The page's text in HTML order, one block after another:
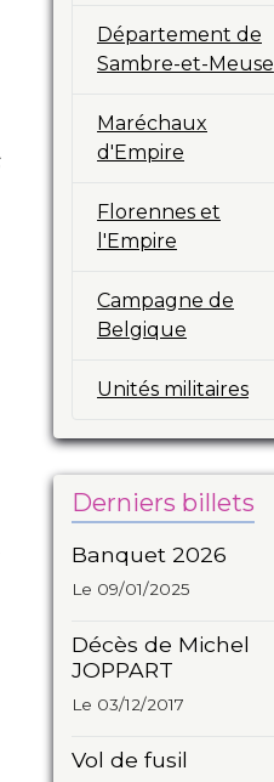
Département de
Sambre-et-Meuse
Maréchaux
d'Empire
Florennes et
l'Empire
Campagne de
Belgique
Unités militaires
Derniers billets
Banquet 2026
Le 09/01/2025
Décès de Michel
JOPPART
Le 03/12/2017
Vol de fusil